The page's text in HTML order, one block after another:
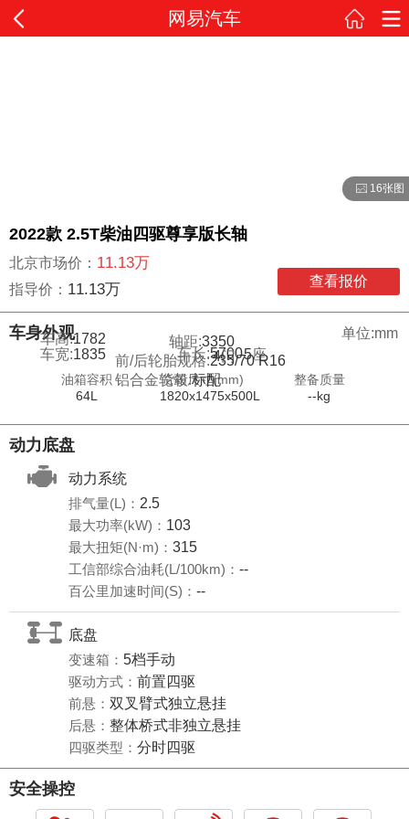
网易汽车
16张图
2022款 2.5T柴油四驱尊享版长轴
北京市场价： 11.13万
指导价： 11.13万 查看报价
车身外观
单位:mm
车长:5700
车宽:1835 5座
4门
车高:1782 轴距:3350
前/后轮胎规格:235/70 R16
铝合金轮毂:标配
油箱容积
64L
货箱尺寸(mm)
1820x1475x500L
整备质量
--kg
动力底盘
动力系统
排气量(L)： 2.5
最大功率(kW)： 103
最大扭矩(N·m)： 315
工信部综合油耗(L/100km)： --
百公里加速时间(S)： --
底盘
变速箱： 5档手动
驱动方式： 前置四驱
前悬： 双叉臂式独立悬挂
后悬： 整体桥式非独立悬挂
四驱类型： 分时四驱
安全操控